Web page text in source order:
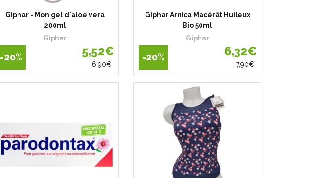
Giphar - Mon gel d'aloe vera
200ml
Giphar
5,52€
6,90€
-20%
Giphar Arnica Macérât Huileux
Bio 50ml
Giphar
6,32€
7,90€
-20%